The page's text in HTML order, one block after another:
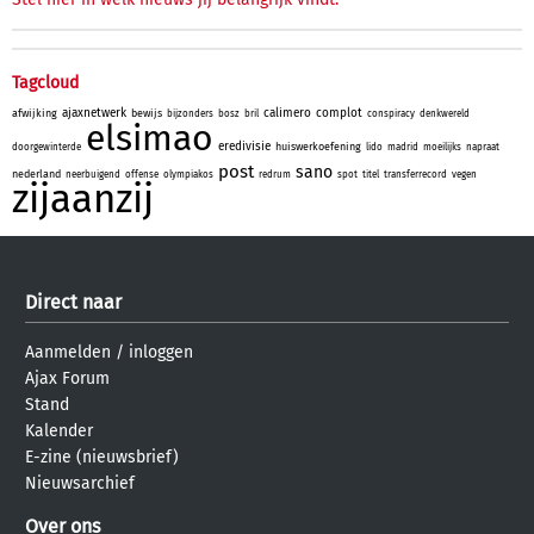
Tagcloud
afwijking ajaxnetwerk bewijs bijzonders bosz bril calimero complot conspiracy denkwereld
doorgewinterde elsimao eredivisie huiswerkoefening lido madrid moeilijks napraat
nederland neerbuigend offense olympiakos post redrum sano spot titel transferrecord vegen
zijaanzij
Direct naar
Aanmelden / inloggen
Ajax Forum
Stand
Kalender
E-zine (nieuwsbrief)
Nieuwsarchief
Over ons